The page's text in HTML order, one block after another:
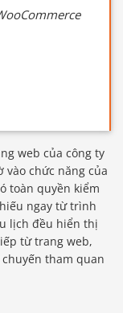
web của công ty
chức năng của
toàn quyền kiểm
ngay từ trình
lịch đều hiển thị
từ trang web,
tham quan